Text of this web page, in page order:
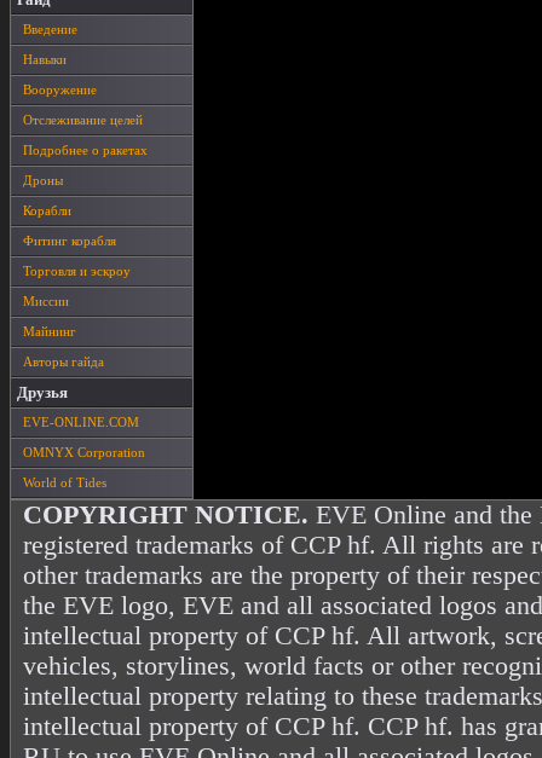
Введение
Навыки
Вооружение
Отслеживание целей
Подробнее о ракетах
Дроны
Корабли
Фитинг корабля
Торговля и эскроу
Миссии
Майнинг
Авторы гайда
Друзья
EVE-ONLINE.COM
OMNYX Corporation
World of Tides
COPYRIGHT NOTICE. EVE Online and the
registered trademarks of CCP hf. All rights are
other trademarks are the property of their
the EVE logo, EVE and all associated logos
intellectual property of CCP hf. All artwork,
vehicles, storylines, world facts or other
intellectual property relating to these
intellectual property of CCP hf. CCP hf. has